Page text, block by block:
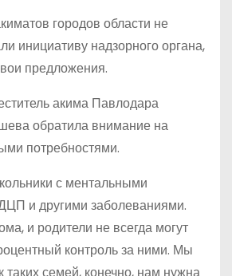
городов области не
инициативу надзорного органа,
предложения.
акима Павлодара
обратила внимание на
потребностями.
с ментальными
и другими заболеваниями.
и родители не всегда могут
контроль за ними. Мы